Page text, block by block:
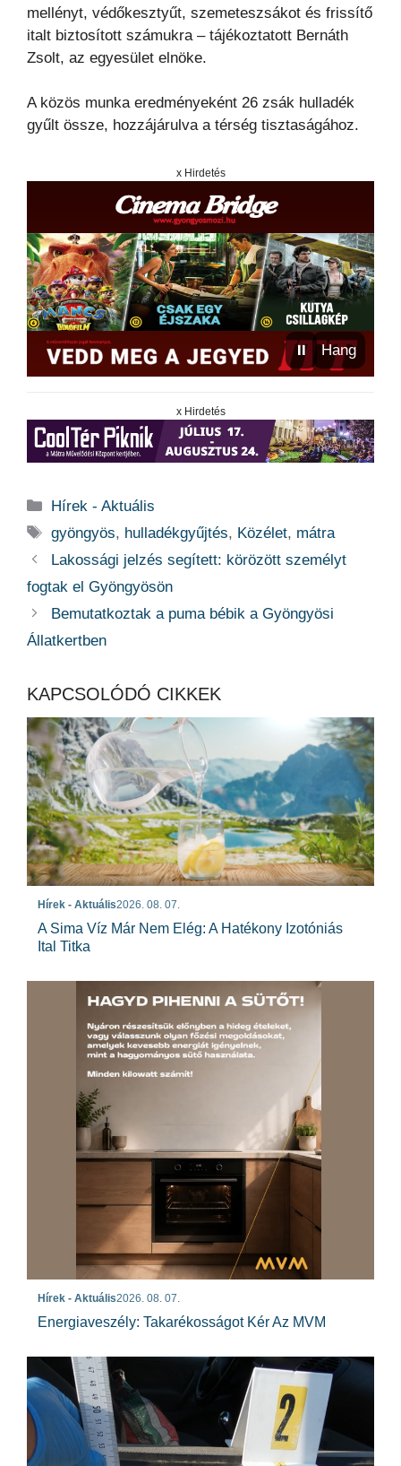
mellényt, védőkesztyűt, szemeteszsákot és frissítő
italt biztosított számukra – tájékoztatott Bernáth
Zsolt, az egyesület elnöke.
A közös munka eredményeként 26 zsák hulladék
gyűlt össze, hozzájárulva a térség tisztaságához.
x Hirdetés
⏸ Hang
x Hirdetés
Kategória
Hírek - Aktuális
Címkék
gyöngyös, hulladékgyűjtés, Közélet, mátra
Lakossági jelzés segített: körözött személyt
fogtak el Gyöngyösön
Bemutatkoztak a puma bébik a Gyöngyösi
Állatkertben
KAPCSOLÓDÓ CIKKEK
Hírek - Aktuális2026. 08. 07.
A Sima Víz Már Nem Elég: A Hatékony Izotóniás
Ital Titka
Hírek - Aktuális2026. 08. 07.
Energiaveszély: Takarékosságot Kér Az MVM